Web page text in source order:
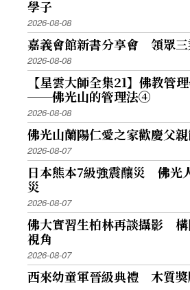
學子
2026-08-08
嘉義會館新書分享會 領眾三
2026-08-08
【星雲大師全集21】佛教管
──佛光山的管理法④
2026-08-08
佛光山蘭陽仁愛之家歡慶父
2026-08-07
日本熊本7級強震釀災 佛光
災
2026-08-07
佛大實習生柏林再談攝影 構
視角
2026-08-07
西來幼童軍晉級典禮 木質獎